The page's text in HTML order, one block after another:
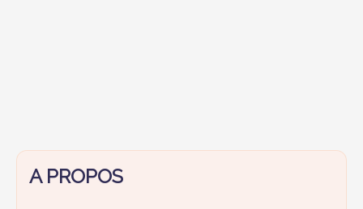
A PROPOS